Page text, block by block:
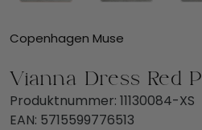
Copenhagen Muse
Produktnummer: 11130084-XS
EAN: 5715599776513